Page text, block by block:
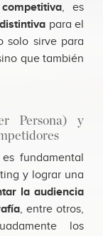
, es
para el
solo sirve para
que también
Persona) y
es fundamental
y lograr una
la audiencia
, entre otros,
los